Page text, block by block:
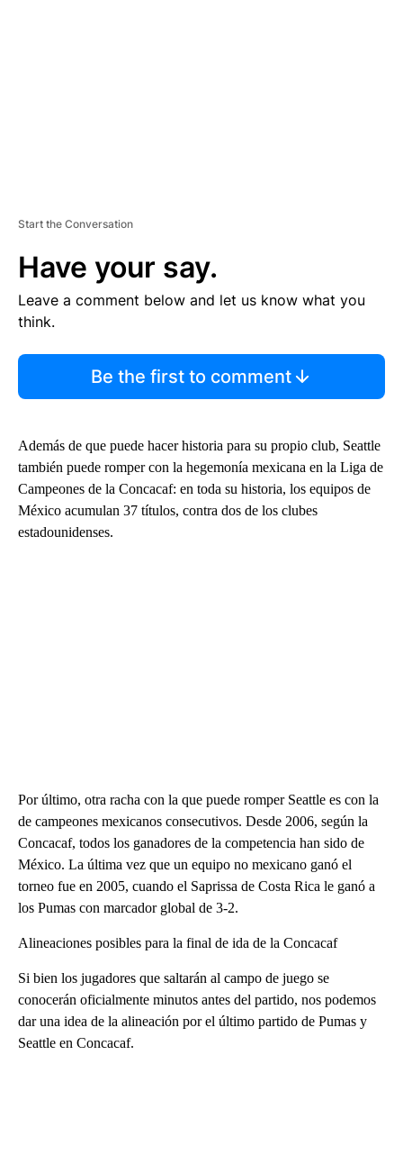
Start the Conversation
Have your say.
Leave a comment below and let us know what you
think.
Be the first to comment
Además de que puede hacer historia para su propio club, Seattle
también puede romper con la hegemonía mexicana en la Liga de
Campeones de la Concacaf: en toda su historia, los equipos de
México acumulan 37 títulos, contra dos de los clubes
estadounidenses.
Por último, otra racha con la que puede romper Seattle es con la
de campeones mexicanos consecutivos. Desde 2006, según la
Concacaf, todos los ganadores de la competencia han sido de
México. La última vez que un equipo no mexicano ganó el
torneo fue en 2005, cuando el Saprissa de Costa Rica le ganó a
los Pumas con marcador global de 3-2.
Alineaciones posibles para la final de ida de la Concacaf
Si bien los jugadores que saltarán al campo de juego se
conocerán oficialmente minutos antes del partido, nos podemos
dar una idea de la alineación por el último partido de Pumas y
Seattle en Concacaf.